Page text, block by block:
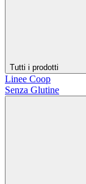
Tutti i prodotti
Linee Coop
Senza Glutine